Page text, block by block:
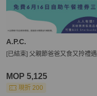
A.P.C.
[已結束] 父親節爸爸又食又拎禮遇
MOP 5,125
現折 200